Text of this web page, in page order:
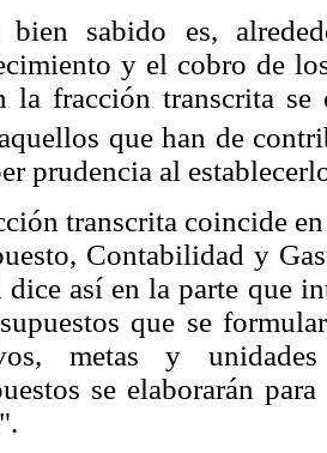
bien sabido es,
y el cobro de
la fracción transcrita
que han de
prudencia al
transcrita coincide
Contabilidad y
dice así en la parte que
que se
metas y
se elaborarán